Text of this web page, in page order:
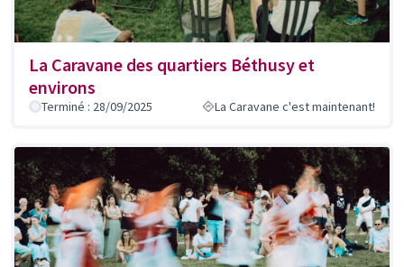
La Caravane des quartiers Béthusy et
environs
Terminé : 28/09/2025 La Caravane c'est maintenant!